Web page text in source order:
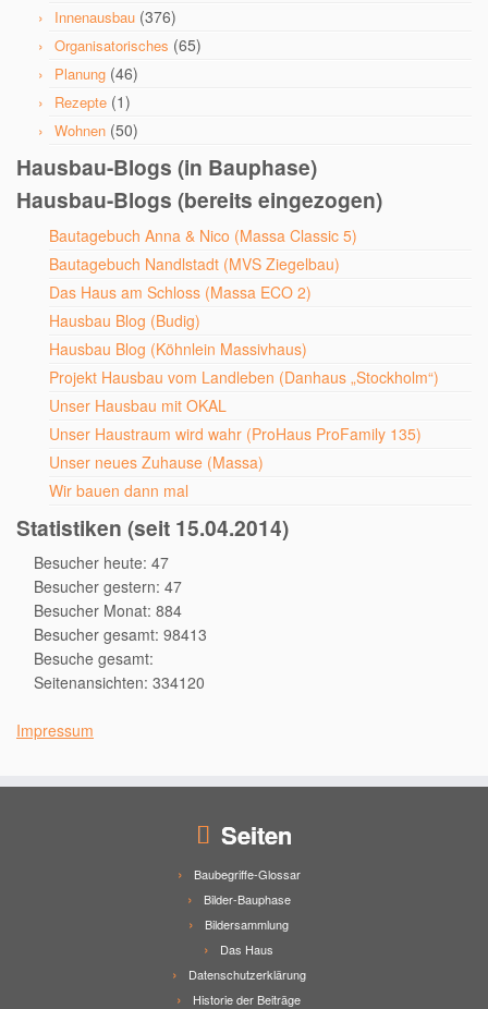
Innenausbau (376)
Organisatorisches (65)
Planung (46)
Rezepte (1)
Wohnen (50)
Hausbau-Blogs (in Bauphase)
Hausbau-Blogs (bereits eingezogen)
Bautagebuch Anna & Nico (Massa Classic 5)
Bautagebuch Nandlstadt (MVS Ziegelbau)
Das Haus am Schloss (Massa ECO 2)
Hausbau Blog (Budig)
Hausbau Blog (Köhnlein Massivhaus)
Projekt Hausbau vom Landleben (Danhaus „Stockholm“)
Unser Hausbau mit OKAL
Unser Haustraum wird wahr (ProHaus ProFamily 135)
Unser neues Zuhause (Massa)
Wir bauen dann mal
Statistiken (seit 15.04.2014)
Besucher heute: 47
Besucher gestern: 47
Besucher Monat: 884
Besucher gesamt: 98413
Besuche gesamt:
Seitenansichten: 334120
Impressum
Seiten
Baubegriffe-Glossar
Bilder-Bauphase
Bildersammlung
Das Haus
Datenschutzerklärung
Historie der Beiträge